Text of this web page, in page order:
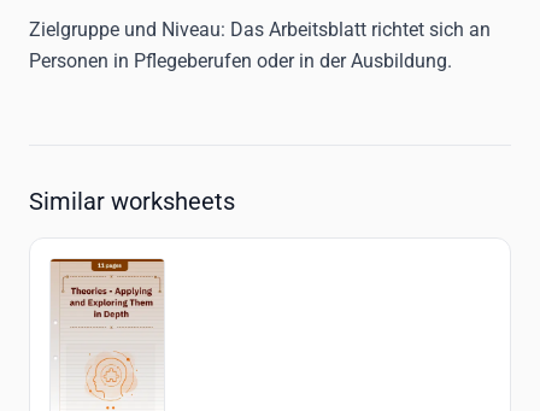
Zielgruppe und Niveau: Das Arbeitsblatt richtet sich an
Personen in Pflegeberufen oder in der Ausbildung.
Similar worksheets